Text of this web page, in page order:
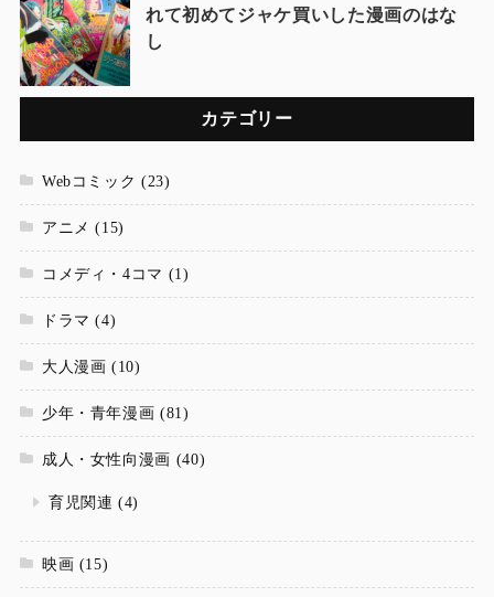
れて初めてジャケ買いした漫画のはな
し
カテゴリー
Webコミック (23)
アニメ (15)
コメディ・4コマ (1)
ドラマ (4)
大人漫画 (10)
少年・青年漫画 (81)
成人・女性向漫画 (40)
育児関連 (4)
映画 (15)